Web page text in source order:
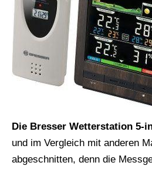
Die Bresser Wetterstation 5-
und im Vergleich mit anderen
abgeschnitten, denn die